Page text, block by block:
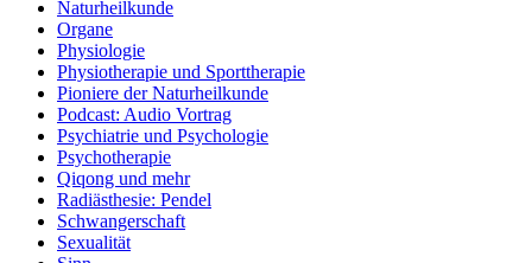
Naturheilkunde
Organe
Physiologie
Physiotherapie und Sporttherapie
Pioniere der Naturheilkunde
Podcast: Audio Vortrag
Psychiatrie und Psychologie
Psychotherapie
Qiqong und mehr
Radiästhesie: Pendel
Schwangerschaft
Sexualität